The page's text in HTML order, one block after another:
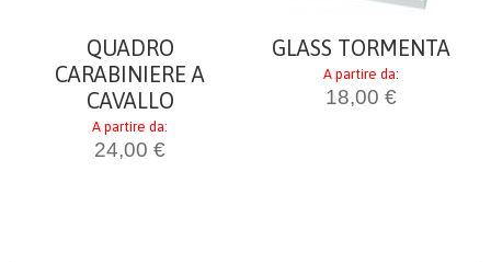
QUADRO
CARABINIERE A
CAVALLO
A partire da:
24,00 €
GLASS TORMENTA
A partire da:
18,00 €